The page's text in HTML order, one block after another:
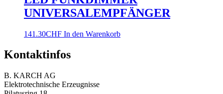
UNIVERSALEMPFÄNGER
141.30CHF In den Warenkorb
Kontaktinfos
B. KARCH AG
Elektrotechnische Erzeugnisse